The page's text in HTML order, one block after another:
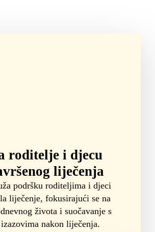
roditelje i djecu
liječenja
podršku roditeljima i djeci
liječenje, fokusirajući se na
života i suočavanje s
nakon liječenja.